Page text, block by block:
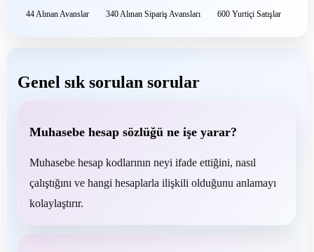
44 Alınan Avanslar 340 Alınan Sipariş Avansları 600 Yurtiçi Satışlar
Genel sık sorulan sorular
Muhasebe hesap sözlüğü ne işe yarar?
Muhasebe hesap kodlarının neyi ifade ettiğini, nasıl
çalıştığını ve hangi hesaplarla ilişkili olduğunu anlamayı
kolaylaştırır.